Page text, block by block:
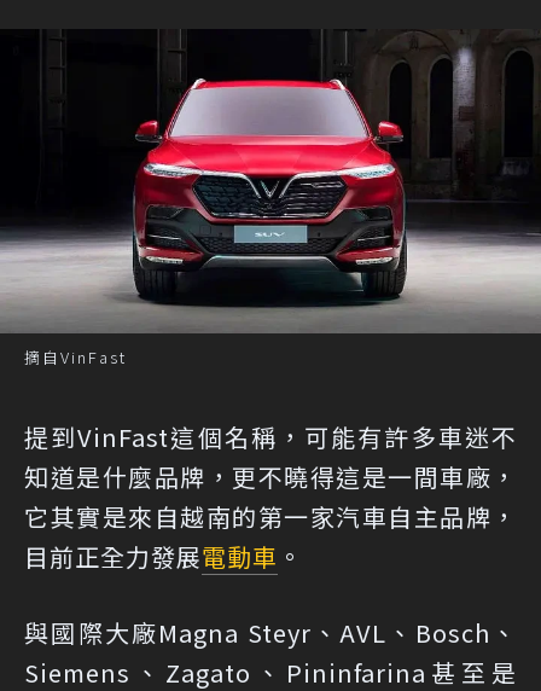
摘自VinFast
提到VinFast這個名稱，可能有許多車迷不
知道是什麼品牌，更不曉得這是一間車廠，
它其實是來自越南的第一家汽車自主品牌，
目前正全力發展電動車 。
與國際大廠Magna Steyr、AVL、Bosch、
Siemens、Zagato、Pininfarina甚至是